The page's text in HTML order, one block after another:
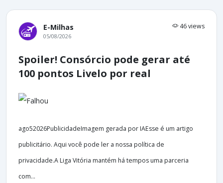
E-Milhas 46 views
05/08/2026
Spoiler! Consórcio pode gerar até
100 pontos Livelo por real
ago52026PublicidadeImagem gerada por IAEsse é um artigo
publicitário. Aqui você pode ler a nossa política de
privacidade.A Liga Vitória mantém há tempos uma parceria
com...